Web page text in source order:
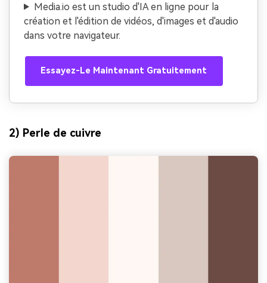
Media.io est un studio d'IA en ligne pour la
création et l'édition de vidéos, d'images et d'audio
dans votre navigateur.
Essayez-Le Maintenant Gratuitement
2) Perle de cuivre